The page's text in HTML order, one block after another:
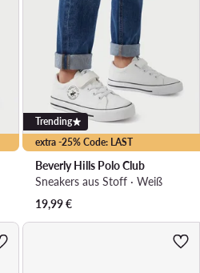
extra -25% Code: LAST
Trending
Beverly Hills Polo Club
Sneakers aus Stoff · Weiß
19,99€